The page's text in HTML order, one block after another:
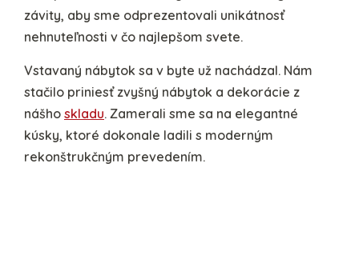
závity, aby sme odprezentovali unikátnosť
nehnuteľnosti v čo najlepšom svete.
Vstavaný nábytok sa v byte už nachádzal. Nám
stačilo priniesť zvyšný nábytok a dekorácie z
nášho skladu. Zamerali sme sa na elegantné
kúsky, ktoré dokonale ladili s moderným
rekonštrukčným prevedením.